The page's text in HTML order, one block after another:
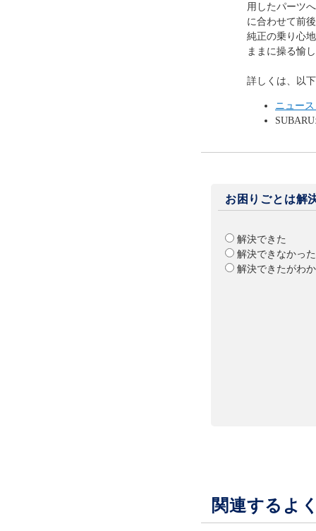
用したパーツ
に合わせて前
純正の乗り心
ままに操る愉
詳しくは、以
ニュー
お困りごとは解
解決できた
解決できなかった
解決できたがわ
関連するよ